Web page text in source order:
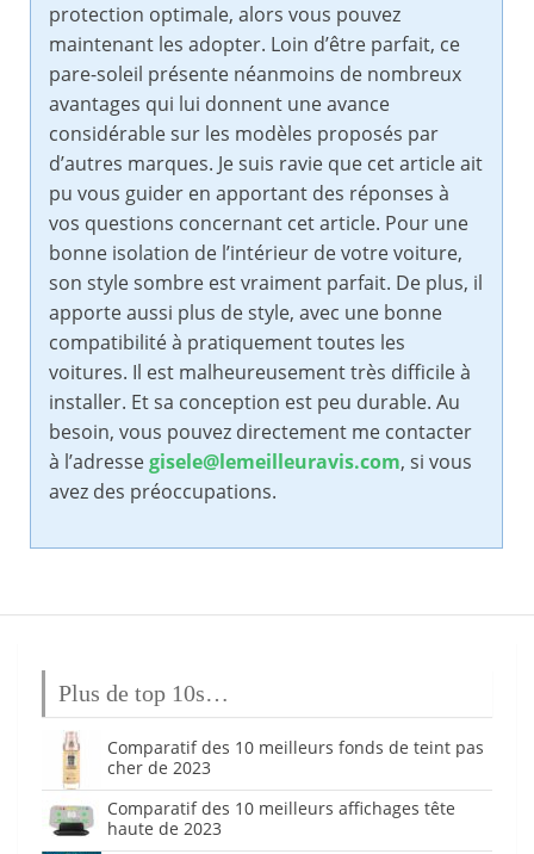
protection optimale, alors vous pouvez
maintenant les adopter. Loin d’être parfait, ce
pare-soleil présente néanmoins de nombreux
avantages qui lui donnent une avance
considérable sur les modèles proposés par
d’autres marques. Je suis ravie que cet article ait
pu vous guider en apportant des réponses à
vos questions concernant cet article. Pour une
bonne isolation de l’intérieur de votre voiture,
son style sombre est vraiment parfait. De plus, il
apporte aussi plus de style, avec une bonne
compatibilité à pratiquement toutes les
voitures. Il est malheureusement très difficile à
installer. Et sa conception est peu durable. Au
besoin, vous pouvez directement me contacter
à l’adressegisele@lemeilleuravis.com, si vous
avez des préoccupations.
Plus de top 10s…
Comparatif des 10 meilleurs fonds de teint pas
cher de 2023
Comparatif des 10 meilleurs affichages tête
haute de 2023